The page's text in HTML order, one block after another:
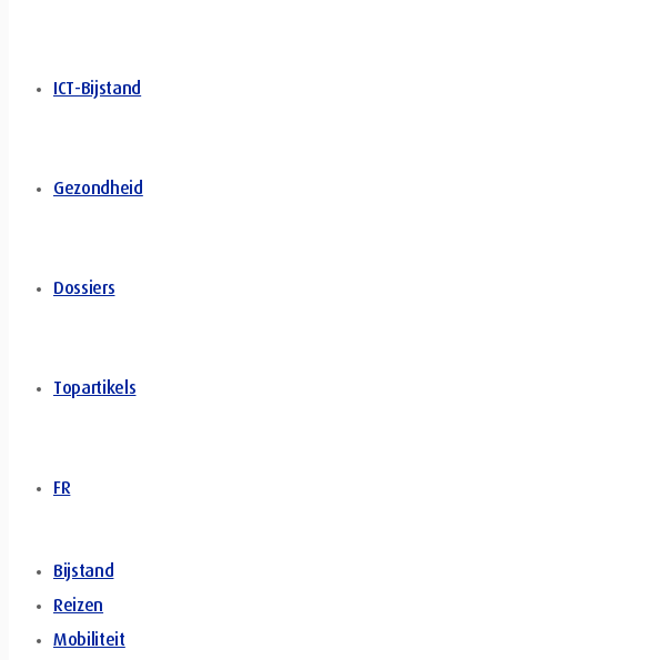
ICT-Bijstand
Gezondheid
Dossiers
Topartikels
FR
Bijstand
Reizen
Mobiliteit